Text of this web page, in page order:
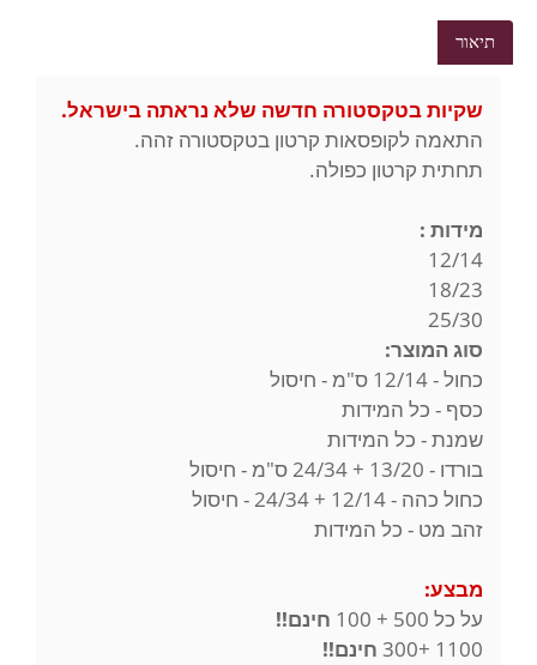
תיאור
שקיות בטקסטורה חדשה שלא נראתה בישראל.
התאמה לקופסאות קרטון בטקסטורה זהה.
תחתית קרטון כפולה.
מידות :
12/14
18/23
25/30
סוג המוצר:
כחול - 12/14 ס"מ - חיסול
כסף - כל המידות
שמנת - כל המידות
בורדו - 13/20 + 24/34 ס"מ - חיסול
כחול כהה - 12/14 + 24/34 - חיסול
זהב מט - כל המידות
מבצע:
על כל 500 + 100
חינם!!
1100 +300
חינם!!